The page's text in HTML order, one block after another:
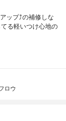
ップ⤴️の補修しな
る軽いつけ心地の
ロウ